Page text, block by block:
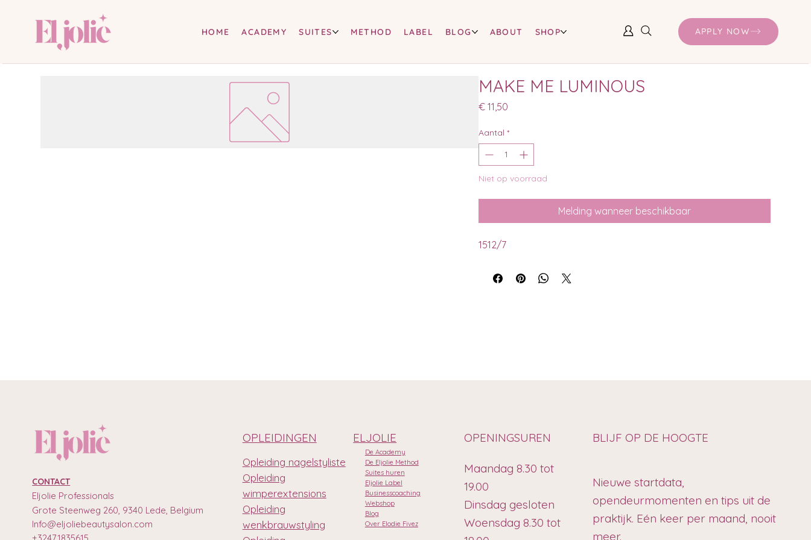
HOME ACADEMY SUITES METHOD LABEL BLOG ABOUT SHOP APPLY NOW
MAKE ME LUMINOUS
€ 11,50Prijs
Aantal *
Niet op voorraad
Melding wanneer beschikbaar
1512/7
Maandag 8.30 tot
19.00
Dinsdag gesloten
Woensdag 8.30 tot
OPENINGSUREN
De Academy
De Eljolie Method
Suites huren
Eljolie Label
Businesscoaching
Webshop
Blog
Over Elodie Fivez
ELJOLIE
Opleiding nagelstyliste
Opleiding
wimperextensions
Opleiding
wenkbrauwstyling
OPLEIDINGEN
CONTACT
Eljolie Professionals
Grote Steenweg 260, 9340 Lede, Belgium
Info@eljoliebeautysalon.com
+32471835615
BLIJF OP DE HOOGTE
Nieuwe startdata,
opendeurmomenten en tips uit de
praktijk. Eén keer per maand, nooit
meer.